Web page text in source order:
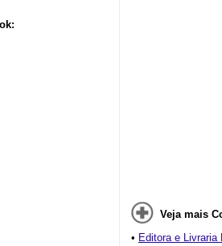
Veja mais
• Editora e